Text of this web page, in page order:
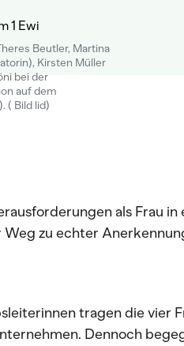
Beutler, Martina
Kirsten Müller
bei der
auf dem
( Bild lid)
als Frau
zu echter
tragen die vier
Dennoch